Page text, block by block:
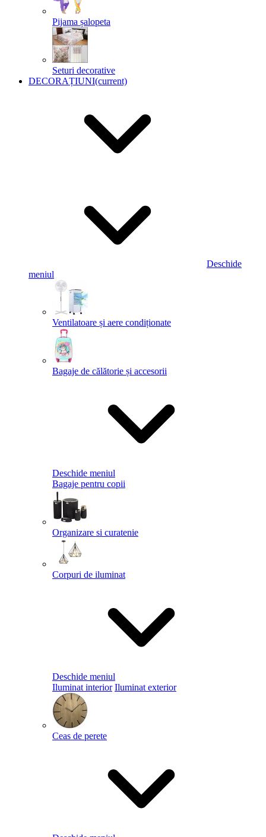
Pijama șalopeta
Seturi decorative
DECORAȚIUNI(current)
Deschide
meniul
Ventilatoare și aere condiționate
Bagaje de călătorie și accesorii
Deschide meniul
Bagaje pentru copii
Organizare si curatenie
Corpuri de iluminat
Deschide meniul
Iluminat interior Iluminat exterior
Ceas de perete